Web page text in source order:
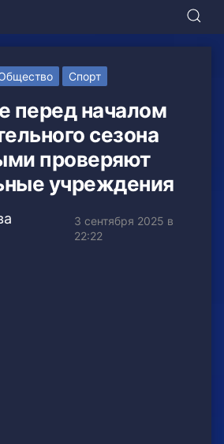
Спорт
перед началом
сезона
проверяют
учреждения
3 сентября 2025 в
22:22